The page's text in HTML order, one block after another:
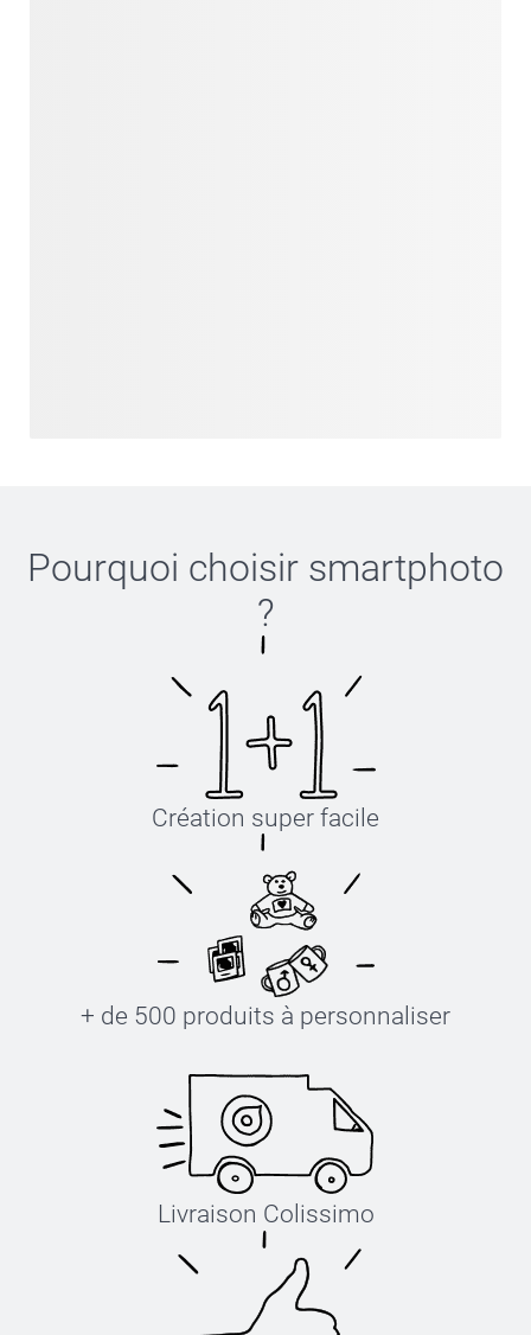
Pourquoi choisir smartphoto
?
Création super facile
+ de 500 produits à personnaliser
Livraison Colissimo